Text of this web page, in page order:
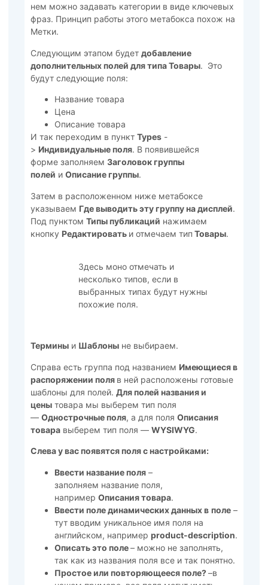
нем можно задавать категории в виде ключевых
фраз. Принцип работы этого метабокса похож на
Метки.
Следующим этапом будет добавление
дополнительных полей для типа Товары. Это
будут следующие поля:
Название товара
Цена
Описание товара
И так переходим в пункт Types-
> Индивидуальные поля. В появившейся
форме заполняем Заголовок группы
полей и Описание группы.
Затем в расположенном ниже метабоксе
указываем Где выводить эту группу на дисплей.
Под пунктом Типы публикаций нажимаем
кнопку Редактировать и отмечаем тип Товары.
Здесь моно отмечать и
несколько типов, если в
выбранных типах будут нужны
похожие поля.
Терминыи Шаблоныне выбираем.
Справа есть группа под названием Имеющиеся в
распоряжении поля в ней расположены готовые
шаблоны для полей. Для полей названия и
ценытовара мы выберем тип поля
— Однострочные поля, а для поля Описания
товаравыберем тип поля — WYSIWYG.
Слева у вас появятся поля с настройками:
Ввести название поля–
заполняем название поля,
например Описания товара.
Ввести поле динамических данных в поле–
тут вводим уникальное имя поля на
английском, например product-description.
Описать это поле– можно не заполнять,
так как из названия поля все и так понятно.
Простое или повторяющееся поле?–в